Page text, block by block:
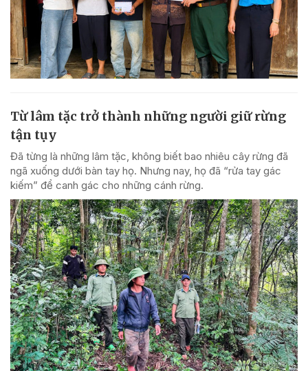
Từ lâm tặc trở thành những người giữ rừng
tận tụy
Đã từng là những lâm tặc, không biết bao nhiêu cây rừng đã
ngã xuống dưới bàn tay họ. Nhưng nay, họ đã “rửa tay gác
kiếm” để canh gác cho những cánh rừng.